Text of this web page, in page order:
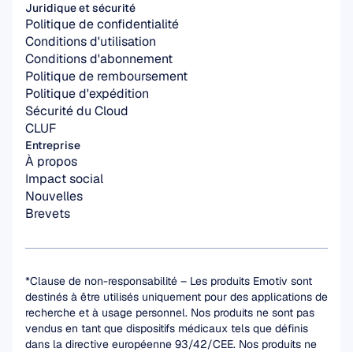
Entreprise
À propos
Impact social
Nouvelles
Brevets
Juridique et sécurité
Politique de confidentialité
Conditions d'utilisation
Conditions d'abonnement
Politique de remboursement
Politique d'expédition
Sécurité du Cloud
CLUF
*Clause de non-responsabilité – Les produits Emotiv sont
destinés à être utilisés uniquement pour des applications de
recherche et à usage personnel. Nos produits ne sont pas
vendus en tant que dispositifs médicaux tels que définis
dans la directive européenne 93/42/CEE. Nos produits ne